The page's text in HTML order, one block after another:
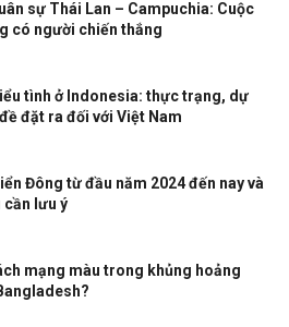
sự Thái Lan – Campuchia: Cuộc
có người chiến thắng
tình ở Indonesia: thực trạng, dự
đặt ra đối với Việt Nam
Đông từ đầu năm 2024 đến nay và
cần lưu ý
mạng màu trong khủng hoảng